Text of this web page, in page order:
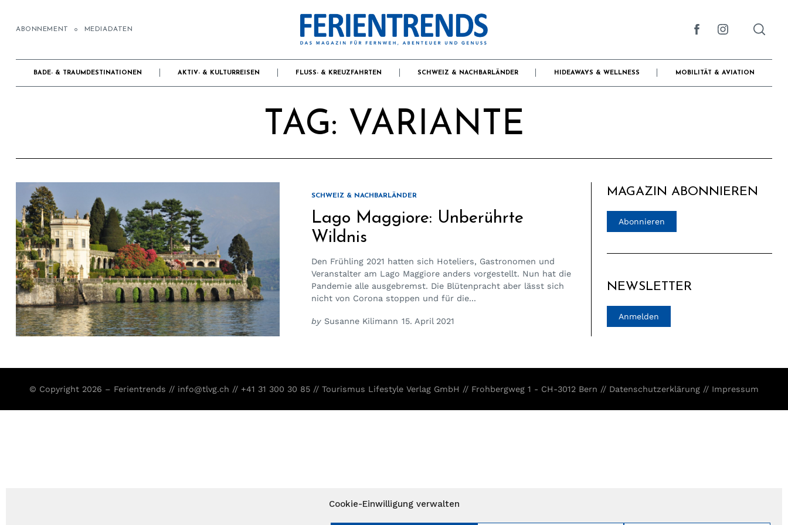
Cookie-Einwilligung verwalten
ABONNEMENT MEDIADATEN
BADE- & TRAUMDESTINATIONEN AKTIV- & KULTURREISEN FLUSS- & KREUZFAHRTEN SCHWEIZ & NACHBARLÄNDER HIDEAWAYS & WELLNESS MOBILITÄT & AVIATION
TAG: VARIANTE
SCHWEIZ & NACHBARLÄNDER
Lago Maggiore: Unberührte
Wildnis
Den Frühling 2021 hatten sich Hoteliers, Gastronomen und
Veranstalter am Lago Maggiore anders vorgestellt. Nun hat die
Pandemie alle ausgebremst. Die Blütenpracht aber lässt sich
nicht von Corona stoppen und für die...
by Susanne Kilimann 15. April 2021
MAGAZIN ABONNIEREN
Abonnieren
NEWSLETTER
Anmelden
© Copyright 2026 – Ferientrends // info@tlvg.ch // +41 31 300 30 85 // Tourismus Lifestyle Verlag GmbH // Frohbergweg 1 - CH-3012 Bern // Datenschutzerklärung // Impressum